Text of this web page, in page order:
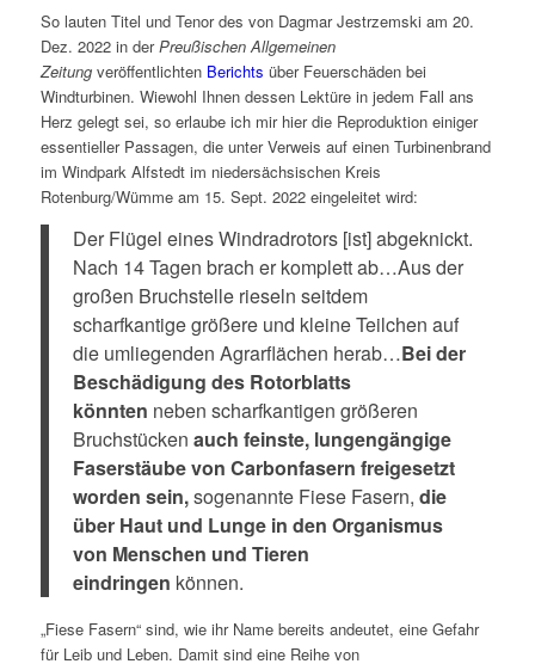
So lauten Titel und Tenor des von Dagmar Jestrzemski am 20.
Dez. 2022 in derPreußischen Allgemeinen
Zeitungveröffentlichten Berichts über Feuerschäden bei
Windturbinen. Wiewohl Ihnen dessen Lektüre in jedem Fall ans
Herz gelegt sei, so erlaube ich mir hier die Reproduktion einiger
essentieller Passagen, die unter Verweis auf einen Turbinenbrand
im Windpark Alfstedt im niedersächsischen Kreis
Rotenburg/Wümme am 15. Sept. 2022 eingeleitet wird:
Der Flügel eines Windradrotors [ist] abgeknickt.
Nach 14 Tagen brach er komplett ab…Aus der
großen Bruchstelle rieseln seitdem
scharfkantige größere und kleine Teilchen auf
die umliegenden Agrarflächen herab…Bei der
Beschädigung des Rotorblatts
könnten neben scharfkantigen größeren
Bruchstücken auch feinste, lungengängige
Faserstäube von Carbonfasern freigesetzt
worden sein,sogenannte Fiese Fasern, die
über Haut und Lunge in den Organismus
von Menschen und Tieren
eindringen können.
„Fiese Fasern“ sind, wie ihr Name bereits andeutet, eine Gefahr
für Leib und Leben. Damit sind eine Reihe von